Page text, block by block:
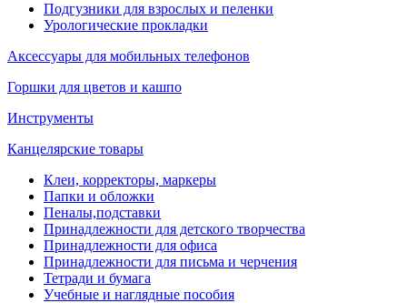
Подгузники для взрослых и пеленки
Урологические прокладки
Аксессуары для мобильных телефонов
Горшки для цветов и кашпо
Инструменты
Канцелярские товары
Клеи, корректоры, маркеры
Папки и обложки
Пеналы,подставки
Принадлежности для детского творчества
Принадлежности для офиса
Принадлежности для письма и черчения
Тетради и бумага
Учебные и наглядные пособия